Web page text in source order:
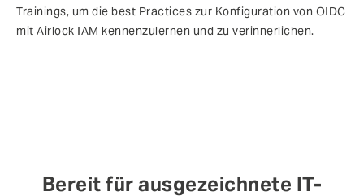
Trainings, um die best Practices zur Konfiguration von OIDC
mit Airlock IAM kennenzulernen und zu verinnerlichen.
Bereit für ausgezeichnete IT-